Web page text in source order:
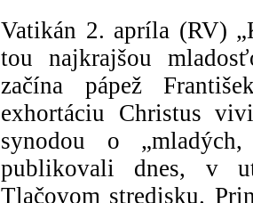
Vatikán 2. apríla (RV)
tou najkrajšou
začína pápež
exhortáciu Christus
synodou o
publikovali dnes, v
Tlačovom stredisku.